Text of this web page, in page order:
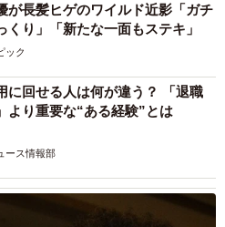
が長髪ヒゲのワイルド近影「ガチ
くり」「新たな一面もステキ」
ック
に回せる人は何が違う？ 「退職
より重要な“ある経験”とは
ース情報部